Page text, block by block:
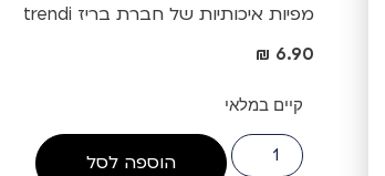
מפיות איכותיות של חברת בריז trendi
₪ 6.90
קיים במלאי
הוספה לסל